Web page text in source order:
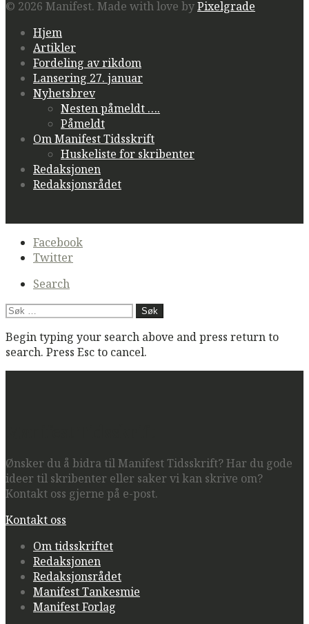
© 2026 Manifest. Made with love byPixelgrade
Hjem
Artikler
Fordeling av rikdom
Lansering 27. januar
Nyhetsbrev
Nesten påmeldt ….
Påmeldt
Om Manifest Tidsskrift
Huskeliste for skribenter
Redaksjonen
Redaksjonsrådet
Secondary
navigation
Facebook
Twitter
Search
Søk
Begin typing your search above and press return to
search. Press Esc to cancel.
Ønsker du å bidra til Manifest Tidsskrift? Har du gode
ideer til skribenter eller saker vi kan skrive om?
Kontakt oss gjerne på e-post.
Kontakt oss
Om tidsskriftet
Redaksjonen
Redaksjonsrådet
Manifest Tankesmie
Manifest Forlag